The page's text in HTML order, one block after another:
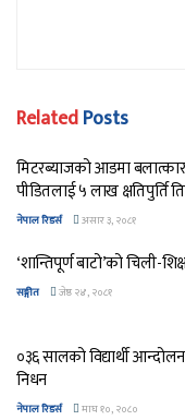
RelatedPosts
मिटरब्याजको आडमा
पीडितलाई ५ लाख क्षतिपुर्ति
नेपाल रिडर्स असार ३, २०८१
‘शान्तिपूर्ण बाटो’को चिली-
सङ्गीत जेष्ठ २४, २०८१
०३६ सालको विद्यार्थी
निधन
नेपाल रिडर्स माघ १०, २०८०